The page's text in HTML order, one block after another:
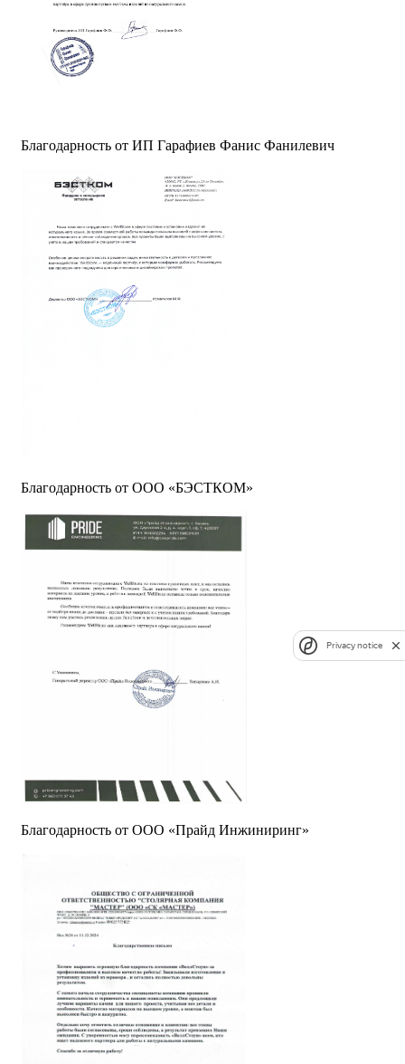
Благодарность от ИП Гарафиев Фанис Фанилевич
Благодарность от ООО «БЭСТКОМ»
Благодарность от ООО «Прайд Инжиниринг»
Privacy notice